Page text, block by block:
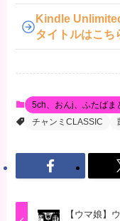
Kindle
タイトルはこち
5ch、おんj、ふたばま
チャンミCLASSIC
【ウマ娘】